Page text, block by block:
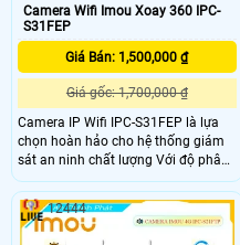
Camera Wifi Imou Xoay 360 IPC-
S31FEP
Giá Bán: 1,500,000 ₫
Giá gốc: 1,700,000 ₫
Camera IP Wifi IPC-S31FEP là lựa
chọn hoàn hảo cho hệ thống giám
sát an ninh chất lượng Với độ phân
giải lên đến 3.0 megapixel, IPC-
S31FEP đảm bảo hình ảnh sắc nét
Khả năng xem được ban đêm Full
Color trong khoảng cách 30m giúp
12444